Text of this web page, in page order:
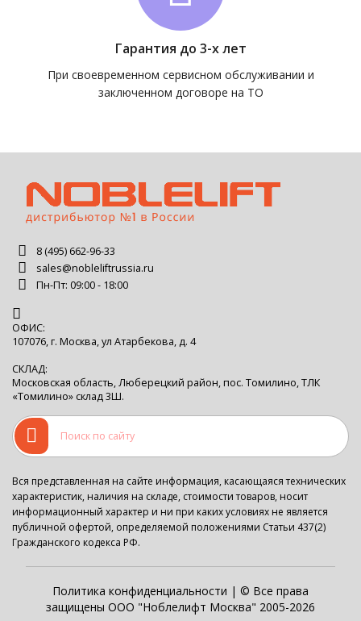
Гарантия до 3-х лет
При своевременном сервисном обслуживании и
заключенном договоре на ТО
8 (495) 662-96-33
sales@nobleliftrussia.ru
Пн-Пт: 09:00 - 18:00
ОФИС:
107076, г. Москва, ул Атарбекова, д. 4
СКЛАД:
Московская область, Люберецкий район, пос. Томилино, ТЛК
«Томилино» склад 3Ш.
Вся представленная на сайте информация, касающаяся технических
характеристик, наличия на складе, стоимости товаров, носит
информационный характер и ни при каких условиях не является
публичной офертой, определяемой положениями Статьи 437(2)
Гражданского кодекса РФ.
Политика конфиденциальности | © Все права
защищены ООО "Ноблелифт Москва" 2005-2026